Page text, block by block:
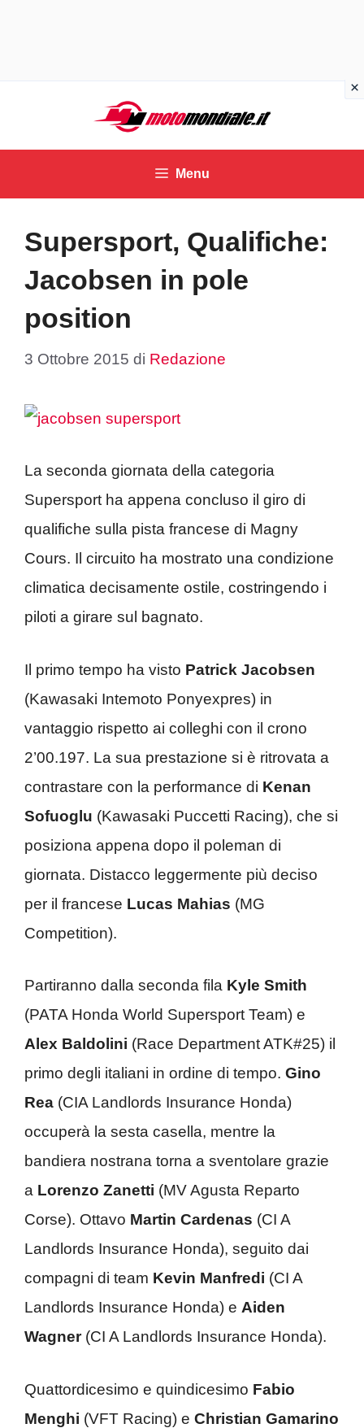
contenuto
Menu
Supersport, Qualifiche:
Jacobsen in pole
position
3 Ottobre 2015 di Redazione
La seconda giornata della categoria
Supersport ha appena concluso il giro di
qualifiche sulla pista francese di Magny
Cours. Il circuito ha mostrato una condizione
climatica decisamente ostile, costringendo i
piloti a girare sul bagnato.
Il primo tempo ha visto Patrick Jacobsen
(Kawasaki Intemoto Ponyexpres) in
vantaggio rispetto ai colleghi con il crono
2’00.197. La sua prestazione si è ritrovata a
contrastare con la performance di Kenan
Sofuoglu (Kawasaki Puccetti Racing), che si
posiziona appena dopo il poleman di
giornata. Distacco leggermente più deciso
per il francese Lucas Mahias (MG
Competition).
Partiranno dalla seconda fila Kyle Smith
(PATA Honda World Supersport Team) e
Alex Baldolini (Race Department ATK#25) il
primo degli italiani in ordine di tempo. Gino
Rea (CIA Landlords Insurance Honda)
occuperà la sesta casella, mentre la
bandiera nostrana torna a sventolare grazie
a Lorenzo Zanetti (MV Agusta Reparto
Corse). Ottavo Martin Cardenas (CI A
Landlords Insurance Honda), seguito dai
compagni di team Kevin Manfredi (CI A
Landlords Insurance Honda) e Aiden
Wagner(CI A Landlords Insurance Honda).
Quattordicesimo e quindicesimo Fabio
Menghi (VFT Racing) e Christian Gamarino